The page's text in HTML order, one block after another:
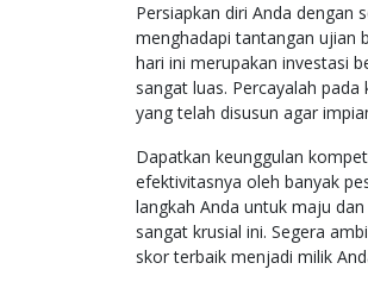
Persiapkan diri Anda dengan
menghadapi tantangan ujian
hari ini merupakan investasi
sangat luas. Percayalah
yang telah disusun agar
Dapatkan keunggulan
efektivitasnya oleh banyak
langkah Anda untuk maju
sangat krusial ini. Segera
skor terbaik menjadi milik